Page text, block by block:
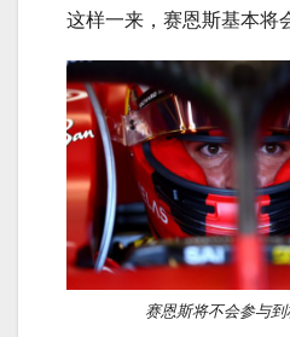
这样一来，赛恩斯基本将
赛恩斯将不会参与到